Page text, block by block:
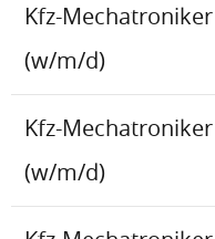
Kfz-
(w/m/d)
Kfz-
(w/m/d)